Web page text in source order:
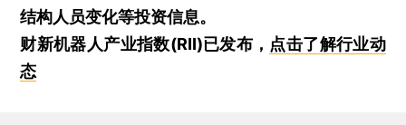
结构人员变化等投资信息。
财新机器人产业指数(RII)已发布， 点击了解行业动
态